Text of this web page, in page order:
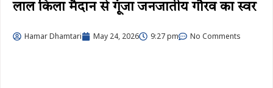
लाल किला मैदान से गूंजा जनजातीय गौरव का स्वर
Hamar Dhamtari May 24, 2026 9:27 pm No Comments